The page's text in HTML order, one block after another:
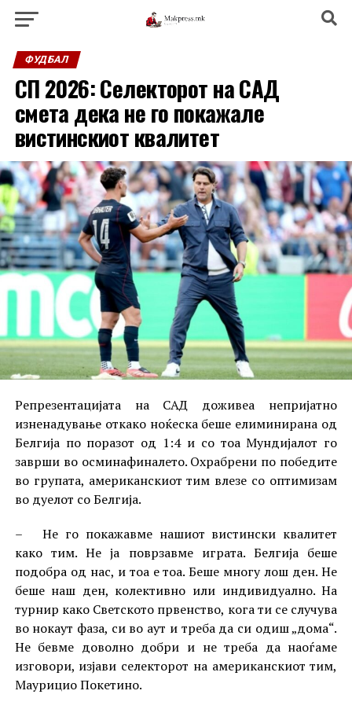
ФУДБАЛ
СП 2026: Селекторот на САД
смета дека не го покажале
вистинскиот квалитет
Репрезентацијата на САД доживеа непријатно
изненадување откако ноќеска беше елиминирана од
Белгија по поразот од 1:4 и со тоа Мундијалот го
заврши во осминафиналето. Охрабрени по победите
во групата, американскиот тим влезе со оптимизам
во дуелот со Белгија.
– Не го покажавме нашиот вистински квалитет
како тим. Не ја поврзавме играта. Белгија беше
подобра од нас, и тоа е тоа. Беше многу лош ден. Не
беше наш ден, колективно или индивидуално. На
турнир како Светското првенство, кога ти се случува
во нокаут фаза, си во аут и треба да си одиш „дома“.
Не бевме доволно добри и не треба да наоѓаме
изговори, изјави селекторот на американскиот тим,
Маурицио Покетино.